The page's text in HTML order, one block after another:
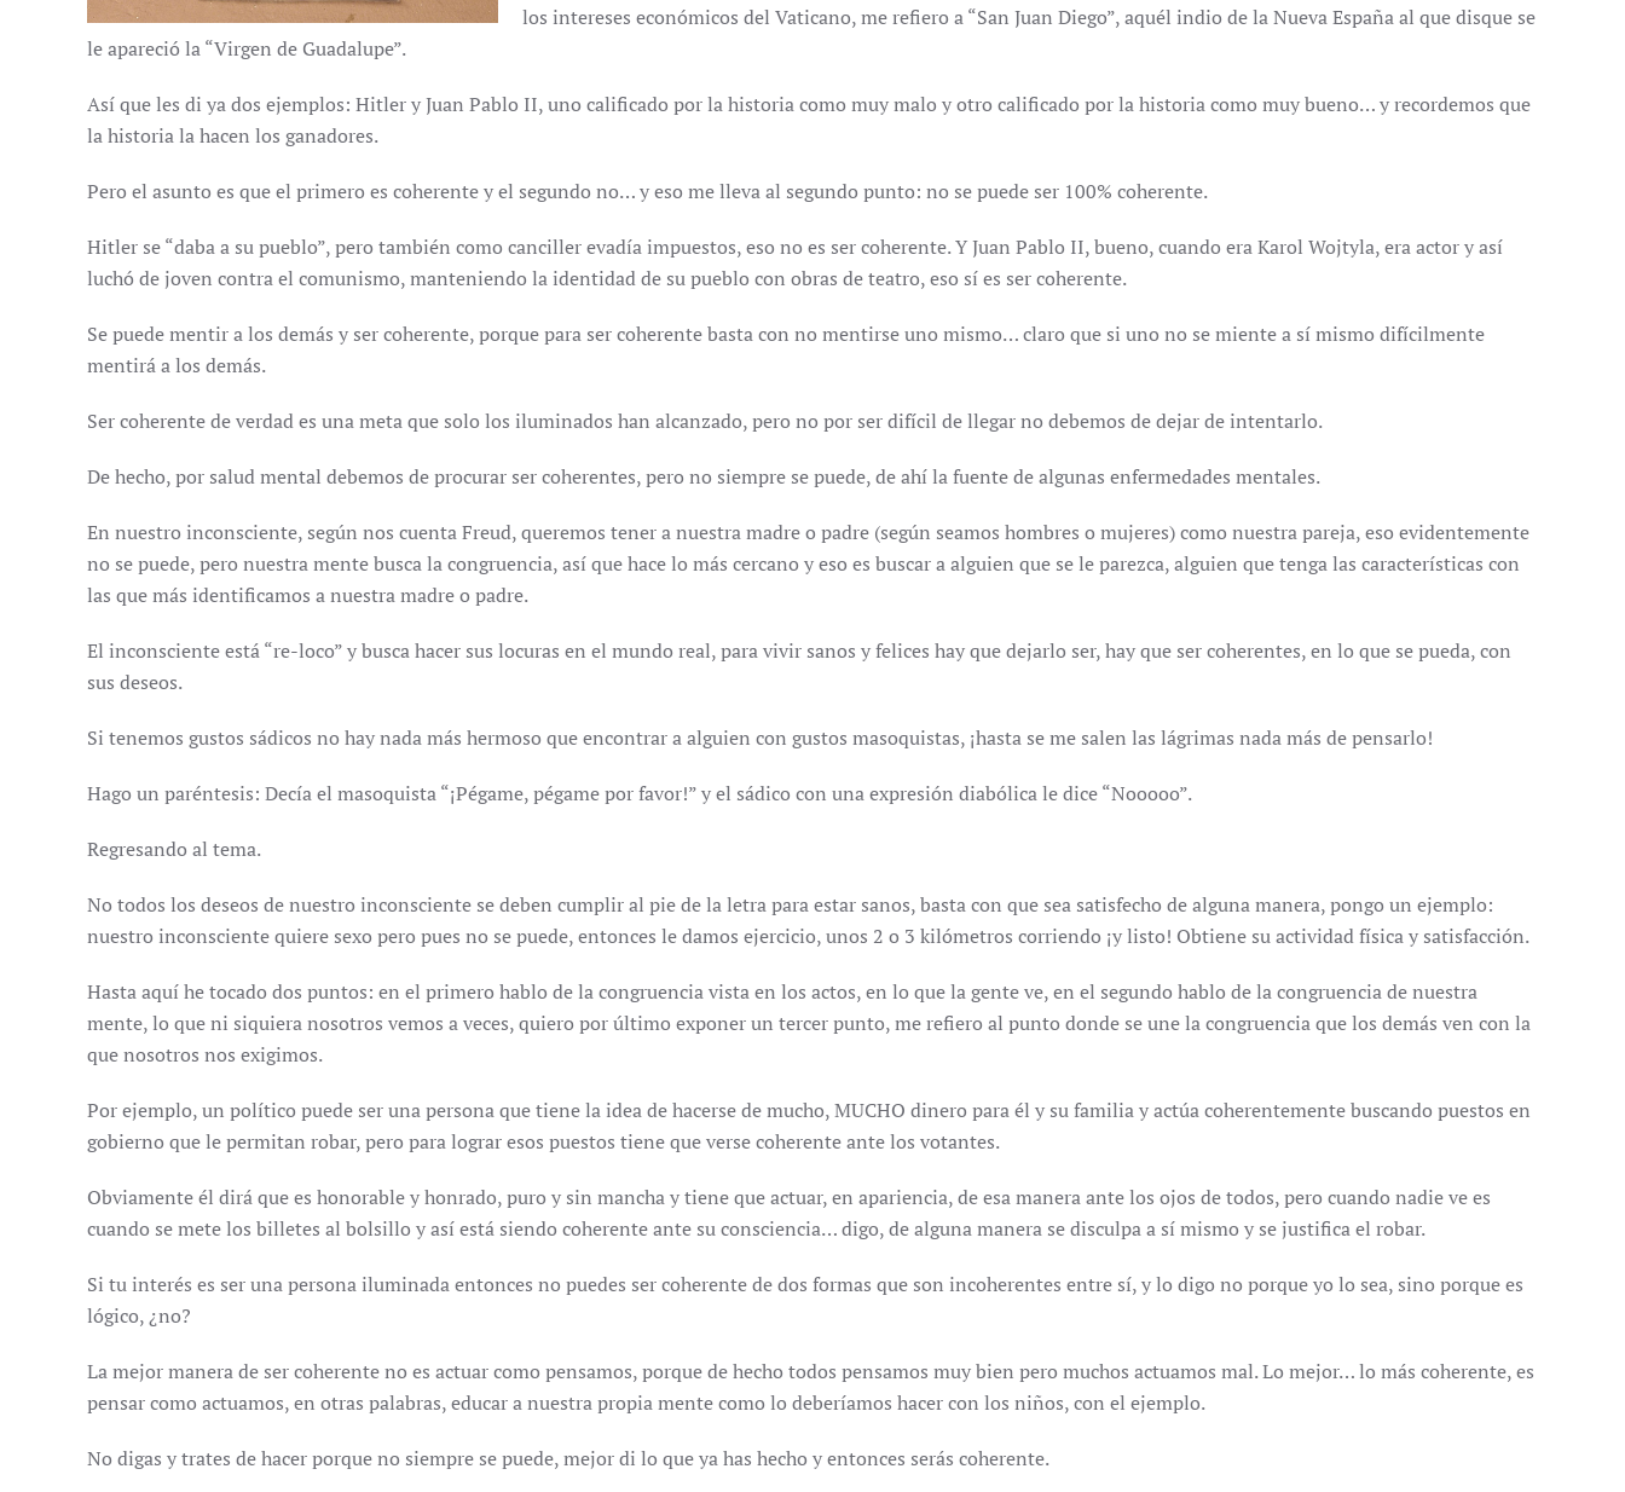
los intereses económicos del Vaticano, me refiero a “San Juan Diego”, aquél indio de la Nueva España al que disque se
le apareció la “Virgen de Guadalupe”.
Así que les di ya dos ejemplos: Hitler y Juan Pablo II, uno calificado por la historia como muy malo y otro calificado por la historia como muy bueno… y recordemos que
la historia la hacen los ganadores.
Pero el asunto es que el primero es coherente y el segundo no… y eso me lleva al segundo punto: no se puede ser 100% coherente.
Hitler se “daba a su pueblo”, pero también como canciller evadía impuestos, eso no es ser coherente. Y Juan Pablo II, bueno, cuando era Karol Wojtyla, era actor y así
luchó de joven contra el comunismo, manteniendo la identidad de su pueblo con obras de teatro, eso sí es ser coherente.
Se puede mentir a los demás y ser coherente, porque para ser coherente basta con no mentirse uno mismo… claro que si uno no se miente a sí mismo difícilmente
mentirá a los demás.
Ser coherente de verdad es una meta que solo los iluminados han alcanzado, pero no por ser difícil de llegar no debemos de dejar de intentarlo.
De hecho, por salud mental debemos de procurar ser coherentes, pero no siempre se puede, de ahí la fuente de algunas enfermedades mentales.
En nuestro inconsciente, según nos cuenta Freud, queremos tener a nuestra madre o padre (según seamos hombres o mujeres) como nuestra pareja, eso evidentemente
no se puede, pero nuestra mente busca la congruencia, así que hace lo más cercano y eso es buscar a alguien que se le parezca, alguien que tenga las características con
las que más identificamos a nuestra madre o padre.
El inconsciente está “re-loco” y busca hacer sus locuras en el mundo real, para vivir sanos y felices hay que dejarlo ser, hay que ser coherentes, en lo que se pueda, con
sus deseos.
Si tenemos gustos sádicos no hay nada más hermoso que encontrar a alguien con gustos masoquistas, ¡hasta se me salen las lágrimas nada más de pensarlo!
Hago un paréntesis: Decía el masoquista “¡Pégame, pégame por favor!” y el sádico con una expresión diabólica le dice “Nooooo”.
Regresando al tema.
No todos los deseos de nuestro inconsciente se deben cumplir al pie de la letra para estar sanos, basta con que sea satisfecho de alguna manera, pongo un ejemplo:
nuestro inconsciente quiere sexo pero pues no se puede, entonces le damos ejercicio, unos 2 o 3 kilómetros corriendo ¡y listo! Obtiene su actividad física y satisfacción.
Hasta aquí he tocado dos puntos: en el primero hablo de la congruencia vista en los actos, en lo que la gente ve, en el segundo hablo de la congruencia de nuestra
mente, lo que ni siquiera nosotros vemos a veces, quiero por último exponer un tercer punto, me refiero al punto donde se une la congruencia que los demás ven con la
que nosotros nos exigimos.
Por ejemplo, un político puede ser una persona que tiene la idea de hacerse de mucho, MUCHO dinero para él y su familia y actúa coherentemente buscando puestos en
gobierno que le permitan robar, pero para lograr esos puestos tiene que verse coherente ante los votantes.
Obviamente él dirá que es honorable y honrado, puro y sin mancha y tiene que actuar, en apariencia, de esa manera ante los ojos de todos, pero cuando nadie ve es
cuando se mete los billetes al bolsillo y así está siendo coherente ante su consciencia… digo, de alguna manera se disculpa a sí mismo y se justifica el robar.
Si tu interés es ser una persona iluminada entonces no puedes ser coherente de dos formas que son incoherentes entre sí, y lo digo no porque yo lo sea, sino porque es
lógico, ¿no?
La mejor manera de ser coherente no es actuar como pensamos, porque de hecho todos pensamos muy bien pero muchos actuamos mal. Lo mejor… lo más coherente, es
pensar como actuamos, en otras palabras, educar a nuestra propia mente como lo deberíamos hacer con los niños, con el ejemplo.
No digas y trates de hacer porque no siempre se puede, mejor di lo que ya has hecho y entonces serás coherente.